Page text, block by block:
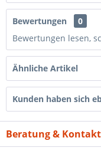
Bewertungen
0
Bewertungen lesen,
Ähnliche Artikel
Kunden haben sich
Beratung & Kontakt